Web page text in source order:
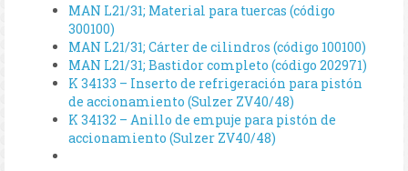
MAN L21/31; Material para tuercas (código
300100)
MAN L21/31; Cárter de cilindros (código 100100)
MAN L21/31; Bastidor completo (código 202971)
K 34133 – Inserto de refrigeración para pistón
de accionamiento (Sulzer ZV40/48)
K 34132 – Anillo de empuje para pistón de
accionamiento (Sulzer ZV40/48)